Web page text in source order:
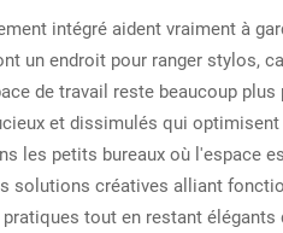
intégré aident vraiment à
un endroit pour ranger stylos,
de travail reste beaucoup
et dissimulés qui
les petits bureaux où l'espace
solutions créatives alliant
tout en restant